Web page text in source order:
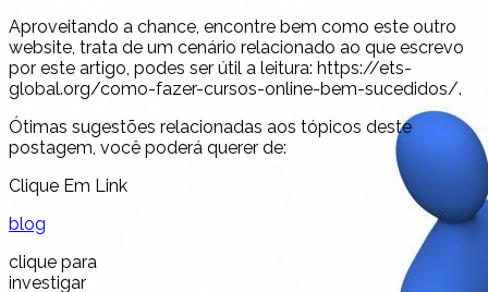
Aproveitando a chance, encontre bem como este outro
website, trata de um cenário relacionado ao que escrevo
por este artigo, podes ser útil a leitura: https://ets-
global.org/como-fazer-cursos-online-bem-sucedidos/.
Ótimas sugestões relacionadas aos tópicos deste
postagem, você poderá querer de:
Clique Em Link
blog
clique para
investigar